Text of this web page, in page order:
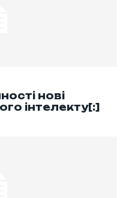
нові
інтелекту[:]